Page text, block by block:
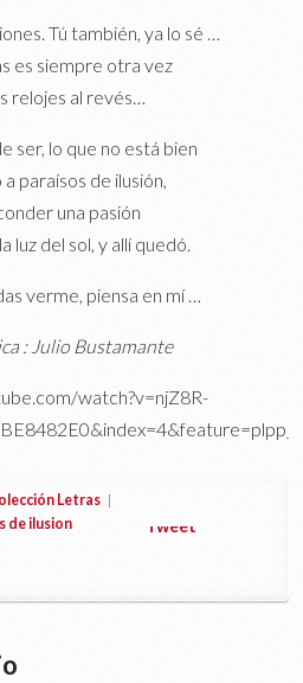
Tú también, ya lo sé …
es siempre otra vez
relojes al revés…
ser, lo que no está bien
a paraísos de ilusión,
una pasión
luz del sol, y allí quedó.
verme, piensa en mí …
: Julio Bustamante
watch?v=njZ8R-
Letras |
de ilusion Tweet